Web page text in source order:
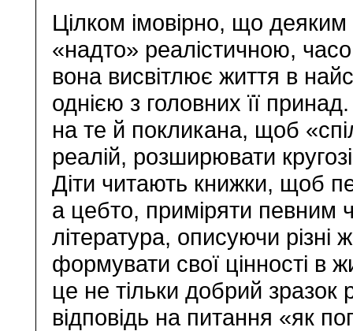
Цілком імовірно, що
«надто» реалістичною,
вона висвітлює життя в
однією з головних її
на те й покликана, щоб
реалій, розширювати
Діти читають книжки, щоб
а цебто, приміряти певним
література, описуючи
формувати свої цінності в
це не тільки добрий зразок
відповідь на питання «як